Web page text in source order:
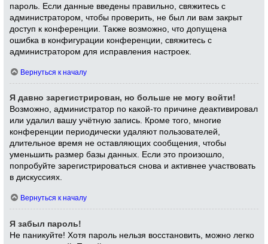
пароль. Если данные введены правильно, свяжитесь с
администратором, чтобы проверить, не был ли вам закрыт
доступ к конференции. Также возможно, что допущена
ошибка в конфигурации конференции, свяжитесь с
администратором для исправления настроек.
Вернуться к началу
Я давно зарегистрирован, но больше не могу войти!
Возможно, администратор по какой-то причине деактивировал
или удалил вашу учётную запись. Кроме того, многие
конференции периодически удаляют пользователей,
длительное время не оставляющих сообщения, чтобы
уменьшить размер базы данных. Если это произошло,
попробуйте зарегистрироваться снова и активнее участвовать
в дискуссиях.
Вернуться к началу
Я забыл пароль!
Не паникуйте! Хотя пароль нельзя восстановить, можно легко